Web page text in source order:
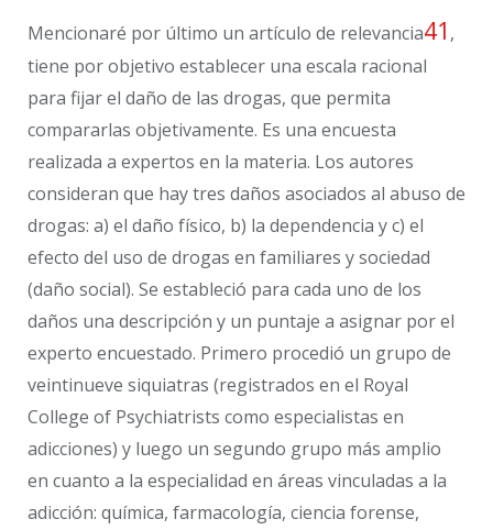
Mencionaré por último un artículo de relevancia41 ,
tiene por objetivo establecer una escala racional
para fijar el daño de las drogas, que permita
compararlas objetivamente. Es una encuesta
realizada a expertos en la materia. Los autores
consideran que hay tres daños asociados al abuso de
drogas: a) el daño físico, b) la dependencia y c) el
efecto del uso de drogas en familiares y sociedad
(daño social). Se estableció para cada uno de los
daños una descripción y un puntaje a asignar por el
experto encuestado. Primero procedió un grupo de
veintinueve siquiatras (registrados en el Royal
College of Psychiatrists como especialistas en
adicciones) y luego un segundo grupo más amplio
en cuanto a la especialidad en áreas vinculadas a la
adicción: química, farmacología, ciencia forense,